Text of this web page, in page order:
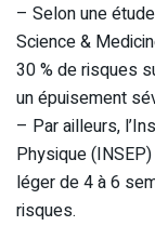
– Selon une
Science &
30 % de risques
un épuisement
– Par ailleurs,
Physique
léger de 4 à 6
risques.